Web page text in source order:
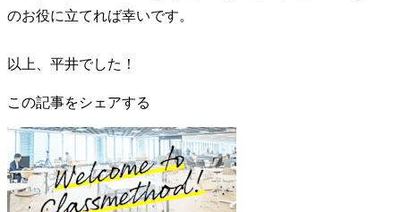
のお役に立てれば幸いです。
以上、平井でした！
この記事をシェアする